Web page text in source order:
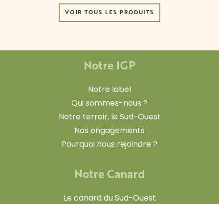
VOIR TOUS LES PRODUITS
Notre IGP
Notre label
Qui sommes-nous ?
Notre terroir, le Sud-Ouest
Nos engagements
Pourquoi nous rejoindre ?
Notre Canard
Le canard du Sud-Ouest